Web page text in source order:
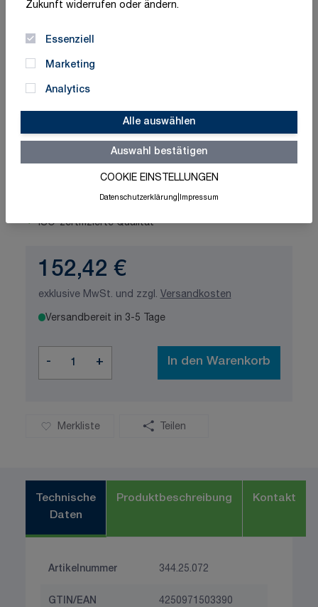
Zukunft widerrufen oder ändern.
Essenziell
Marketing
Analytics
Alle auswählen
Auswahl bestätigen
COOKIE EINSTELLUNGEN
Datenschutzerklärung Impressum
ISO-zertifizierte Qualität
152,42 €
exklusive MwSt. und zzgl. Versandkosten
Versandbereit in 3-5 Tage
- + In den Warenkorb
Merkliste Teilen
Technische
Daten
Produktbeschreibung Kontakt
Artikelnummer 344.25.072
GTIN/EAN 4250971503390